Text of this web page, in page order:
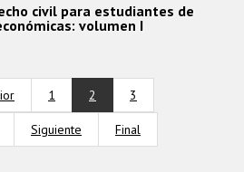
civil para estudiantes de
volumen I
1 2 3
Siguiente Final